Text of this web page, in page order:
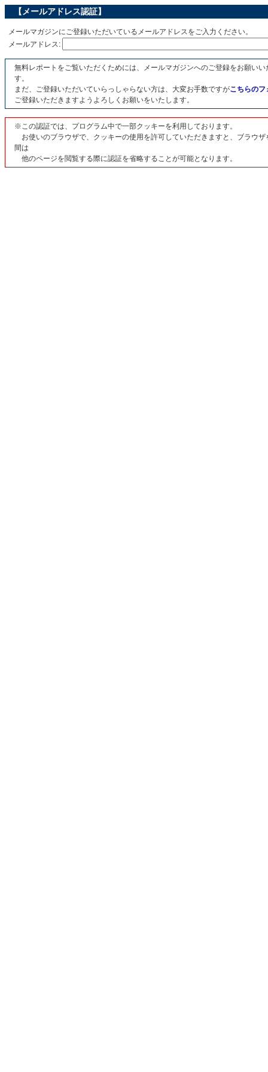
【メールアドレス認証】
メールマガジンにご登録いただいているメールアドレスをご入力ください。
メールアドレス:
無料レポートをご覧いただくためには、メールマガジンへのご登録をお願いい
す。
まだ、ご登録いただいていらっしゃらない方は、大変お手数ですがこちらのフ
ご登録いただきますようよろしくお願いをいたします。
※この認証では、プログラム中で一部クッキーを利用しております。
お使いのブラウザで、クッキーの使用を許可していただきますと、ブラウザ
間は
他のページを閲覧する際に認証を省略することが可能となります。